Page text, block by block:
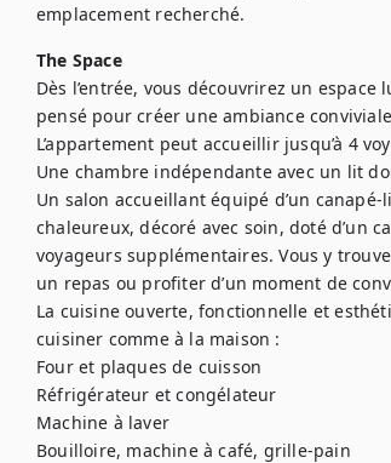
emplacement recherché.
The Space
Dès l’entrée, vous découvrirez un
pensé pour créer une ambiance
L’appartement peut accueillir jusqu’à 4
Une chambre indépendante avec un lit
Un salon accueillant équipé d’un
chaleureux, décoré avec soin, doté d’un
voyageurs supplémentaires. Vous y
un repas ou profiter d’un moment de
La cuisine ouverte, fonctionnelle et
cuisiner comme à la maison :
Four et plaques de cuisson
Réfrigérateur et congélateur
Machine à laver
Bouilloire, machine à café, grille-pain